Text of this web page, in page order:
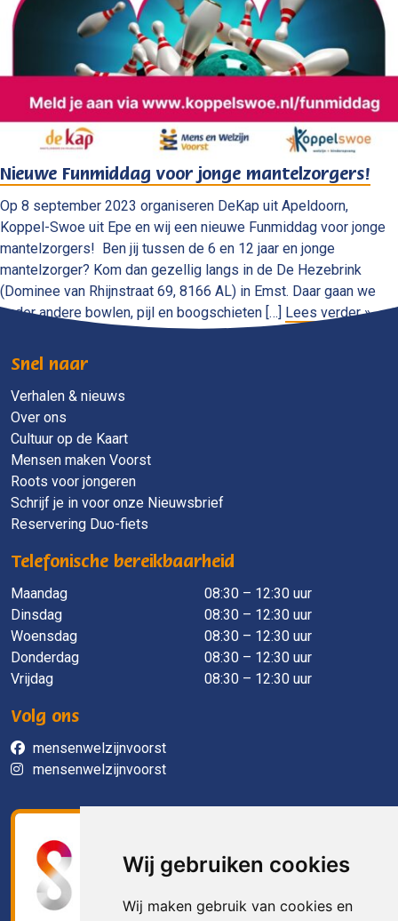
Wij gebruiken cookies
Wij maken gebruik van cookies en
Nieuwe Funmiddag voor jonge mantelzorgers!
Op 8 september 2023 organiseren DeKap uit Apeldoorn,
Koppel-Swoe uit Epe en wij een nieuwe Funmiddag voor jonge
mantelzorgers! Ben jij tussen de 6 en 12 jaar en jonge
mantelzorger? Kom dan gezellig langs in de De Hezebrink
(Dominee van Rhijnstraat 69, 8166 AL) in Emst. Daar gaan we
onder andere bowlen, pijl en boogschieten […] Lees verder »
Snel naar
Verhalen & nieuws
Over ons
Cultuur op de Kaart
Mensen maken Voorst
Roots voor jongeren
Schrijf je in voor onze Nieuwsbrief
Reservering Duo-fiets
Telefonische bereikbaarheid
Maandag
​ 08:30 – 12:30 uur
Dinsdag
08:30 – 12:30 uur
Woensdag
08:30 – 12:30 uur
Donderdag
08:30 – 12:30 uur
Vrijdag
08:30 – 12:30 uur
Volg ons
mensenwelzijnvoorst
mensenwelzijnvoorst